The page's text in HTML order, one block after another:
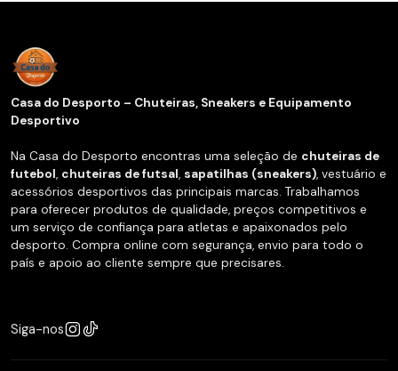
Casa do Desporto – Chuteiras, Sneakers e Equipamento
Desportivo
Na Casa do Desporto encontras uma seleção de chuteiras de
futebol, chuteiras de futsal, sapatilhas (sneakers), vestuário e
acessórios desportivos das principais marcas. Trabalhamos
para oferecer produtos de qualidade, preços competitivos e
um serviço de confiança para atletas e apaixonados pelo
desporto. Compra online com segurança, envio para todo o
país e apoio ao cliente sempre que precisares.
Siga-nos